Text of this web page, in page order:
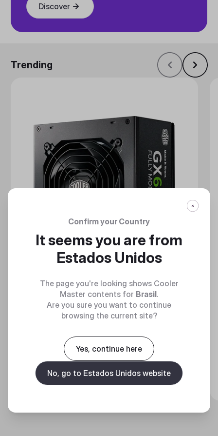
Discover
Trending
GX GOLD 650 FULL MODULAR
Discover
Confirm your Country
It seems you are from
Estados Unidos
The page you're looking shows Cooler
Master contents for Brasil.
Are you sure you want to continue
browsing the current site?
Yes, continue here
No, go to Estados Unidos website